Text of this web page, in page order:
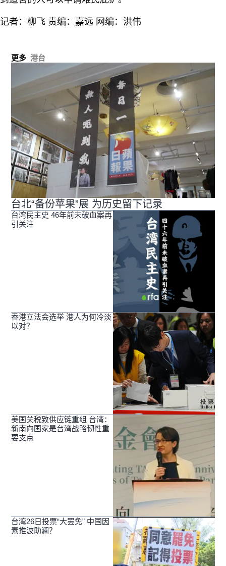
记者：柳飞 责编：嘉远 网编：洪伟
更多 港台
台北“备份苹果”展 为历史留下记录
台湾民主史 46年前未破血案再
引关注
香港立法会选举 港人为何冷淡
以对？
美国关税致供应链重组 台湾：
新南向国家是台湾战略韧性重
要支点
台湾26日投票“大罢免” 中国因
素推波助澜？